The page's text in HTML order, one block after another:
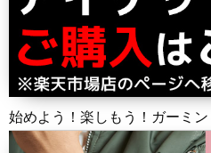
始めよう！楽しもう！ガーミ